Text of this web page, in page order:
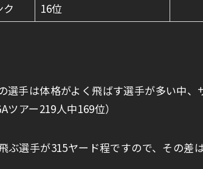
16位
選手は体格がよく飛ばす選手が多い中
ツアー219人中169位）
ぶ選手が315ヤード程ですので、その差